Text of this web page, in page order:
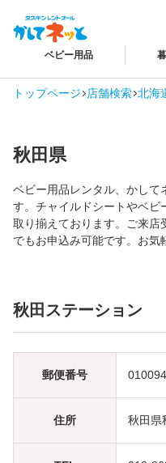
ベビー用品
トップページ 店舗検索 北海
秋田県
ベビー用品レンタル、かして
す。チャイルドシートやベビ
取り揃えております。ご来店
でもお申込み可能です。お気
秋田ステーション
郵便番号
住所 秋田県